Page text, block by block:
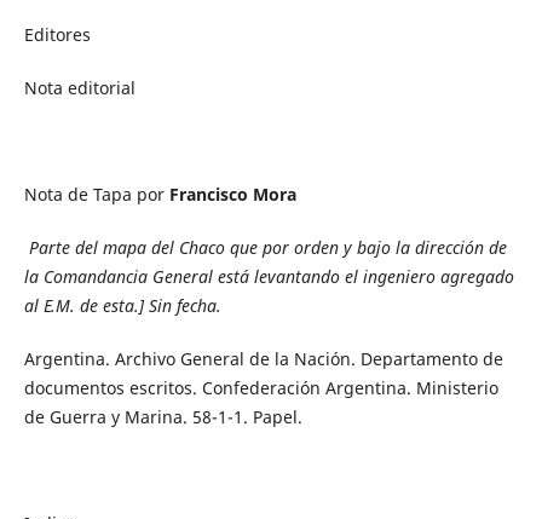
Editores
Nota editorial
Nota de Tapa por Francisco Mora
Parte del mapa del Chaco que por orden y bajo la dirección de
la Comandancia General está levantando el ingeniero agregado
al E.M. de esta.] Sin fecha.
Argentina. Archivo General de la Nación. Departamento de
documentos escritos. Confederación Argentina. Ministerio
de Guerra y Marina. 58-1-1. Papel.